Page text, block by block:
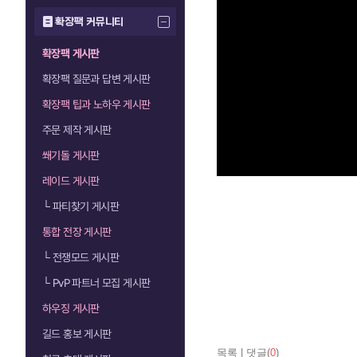
확장팩 커뮤니티
확장팩 게시판
확장팩 질문과 답변 게시판
확장팩 팁과 노하우 게시판
주문 제작 게시판
쐐기돌 게시판
레이드 게시판
└파티찾기 게시판
통합 전장 게시판
└전쟁모드 게시판
└PvP 파트너 모집 게시판
하우징 게시판
길드 홍보 게시판
목록 댓글(0)